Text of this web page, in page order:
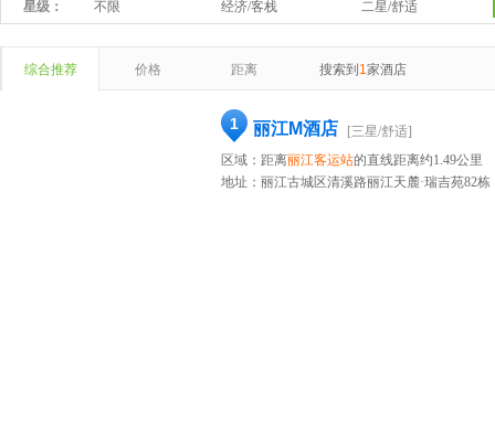
星级： 不限 经济/客栈 二星/舒适
综合推荐 价格 距离 搜索到 1家酒店
1 丽江M酒店
[三星/舒适]
区域：距离丽江客运站的直线距离约1.49公里
地址： 丽江古城区清溪路丽江天麓·瑞吉苑82栋